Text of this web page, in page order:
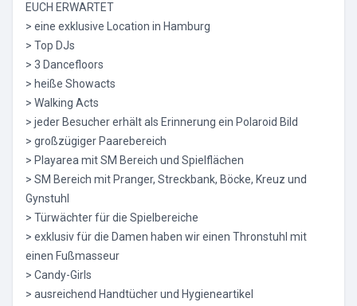
EUCH ERWARTET
> eine exklusive Location in Hamburg
> Top DJs
> 3 Dancefloors
> heiße Showacts
> Walking Acts
> jeder Besucher erhält als Erinnerung ein Polaroid Bild
> großzügiger Paarebereich
> Playarea mit SM Bereich und Spielflächen
> SM Bereich mit Pranger, Streckbank, Böcke, Kreuz und
Gynstuhl
> Türwächter für die Spielbereiche
> exklusiv für die Damen haben wir einen Thronstuhl mit
einen Fußmasseur
> Candy-Girls
> ausreichend Handtücher und Hygieneartikel